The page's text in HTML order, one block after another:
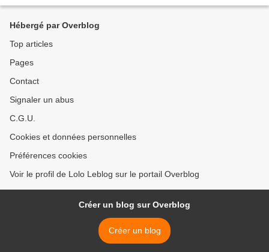
Hébergé par Overblog
Top articles
Pages
Contact
Signaler un abus
C.G.U.
Cookies et données personnelles
Préférences cookies
Voir le profil de Lolo Leblog sur le portail Overblog
Créer un blog sur Overblog
Créer un blog